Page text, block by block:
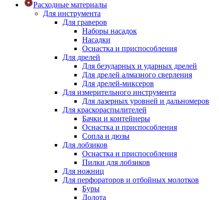
Расходные материалы
Для инструмента
Для граверов
Наборы насадок
Насадки
Оснастка и приспособления
Для дрелей
Для безударных и ударных дрелей
Для дрелей алмазного сверления
Для дрелей-миксеров
Для измерительного инструмента
Для лазерных уровней и дальномеров
Для краскораспылителей
Бачки и контейнеры
Оснастка и приспособления
Сопла и дюзы
Для лобзиков
Оснастка и приспособления
Пилки для лобзиков
Для ножниц
Для перфораторов и отбойных молотков
Буры
Долота